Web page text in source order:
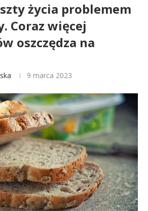
życia problemem
Coraz więcej
oszczędza na
9 marca 2023